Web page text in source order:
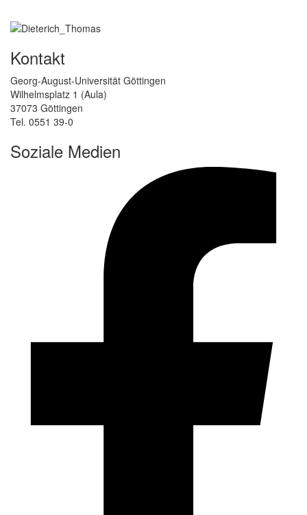
Kontakt
Georg-August-Universität Göttingen
Wilhelmsplatz 1 (Aula)
37073 Göttingen
Tel. 0551 39-0
Soziale Medien